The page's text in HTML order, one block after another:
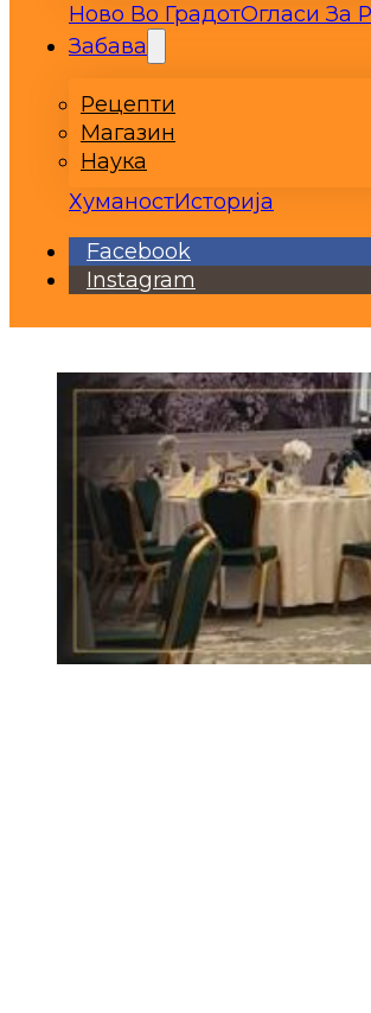
Ново Во ГрадотОгласи За
Забава
Рецепти
Магазин
Наука
ХуманостИсторија
Facebook
Instagram